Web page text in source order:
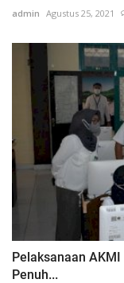
admin Agustus 25, 2021
Pelaksanaan
Penuh...